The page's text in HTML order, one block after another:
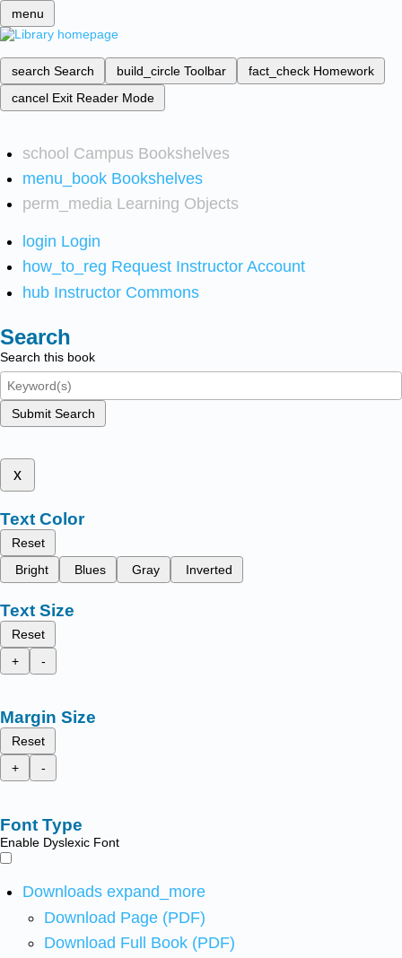
menu
search Search build_circle Toolbar fact_check Homework
cancel Exit Reader Mode
school Campus Bookshelves
menu_book Bookshelves
perm_media Learning Objects
login Login
how_to_reg Request Instructor Account
hub Instructor Commons
Search
Search this book
Submit Search
x
Text Color
Reset
Bright
Blues Gray Inverted
Text Size
Reset
+
-
Margin Size
Reset
+
-
Font Type
Enable Dyslexic Font
Downloads expand_more
Download Page (PDF)
Download Full Book (PDF)